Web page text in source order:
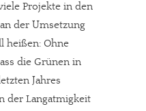
Projekte in den
der Umsetzung
heißen: Ohne
die Grünen in
Jahres
der Langatmigkeit